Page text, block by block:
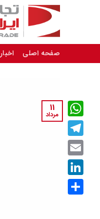
صفحه اصلی اخبار
11
مرداد
WhatsApp
Telegram
Email
LinkedIn